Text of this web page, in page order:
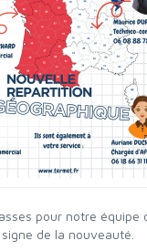
pour notre équipe
de la nouveauté.